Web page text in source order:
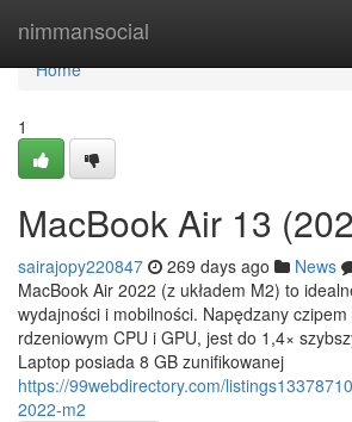
nimmansocial
Home
Home
1
MacBook Air 13
sairajopy220847 269 days ago News
MacBook Air 2022 (z układem M2) to
wydajności i mobilności. Napędzany
rdzeniowym CPU i GPU, jest do 1,4×
Laptop posiada 8 GB zunifikowanej
https://99webdirectory.com/
2022-m2